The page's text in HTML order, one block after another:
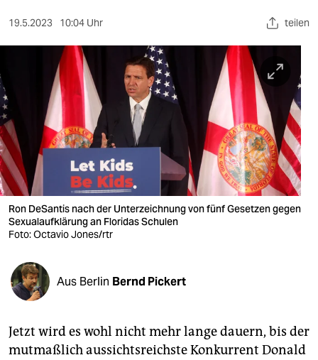
kultur
sport
nord
wahrheit
verlag
verlag
veranstaltungen
shop
fragen & hilfe
abo
19.5.2023 10:04 Uhr teilen
Ron DeSantis nach der Unterzeichnung von fünf Gesetzen gegen
Sexualaufklärung an Floridas Schulen
Foto: Octavio Jones/rtr
Aus Berlin Bernd Pickert
Jetzt wird es wohl nicht mehr lange dauern, bis der
mutmaßlich aussichtsreichste Konkurrent Donald